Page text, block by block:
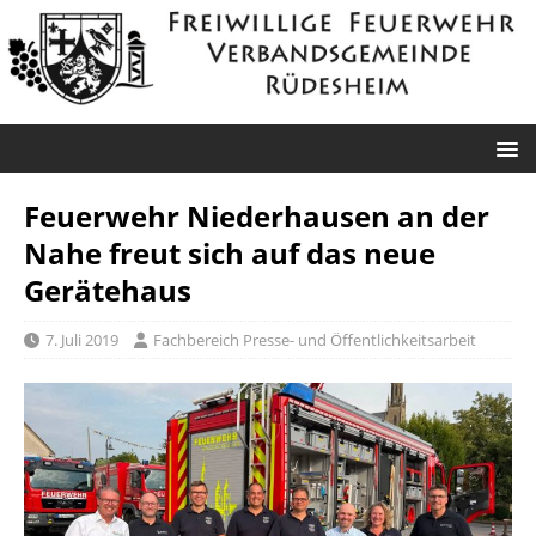
Feuerwehr Niederhausen an der
Nahe freut sich auf das neue
Gerätehaus
7. Juli 2019 Fachbereich Presse- und Öffentlichkeitsarbeit